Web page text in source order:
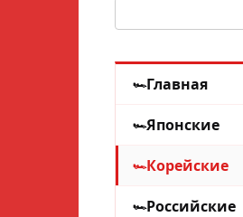
Главная
Японские
Корейские
Российские